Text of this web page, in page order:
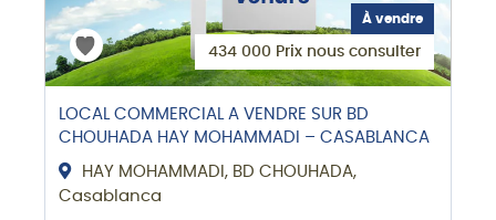
À vendre
434 000 Prix nous consulter
LOCAL COMMERCIAL A VENDRE SUR BD
CHOUHADA HAY MOHAMMADI – CASABLANCA
HAY MOHAMMADI, BD CHOUHADA,
Casablanca